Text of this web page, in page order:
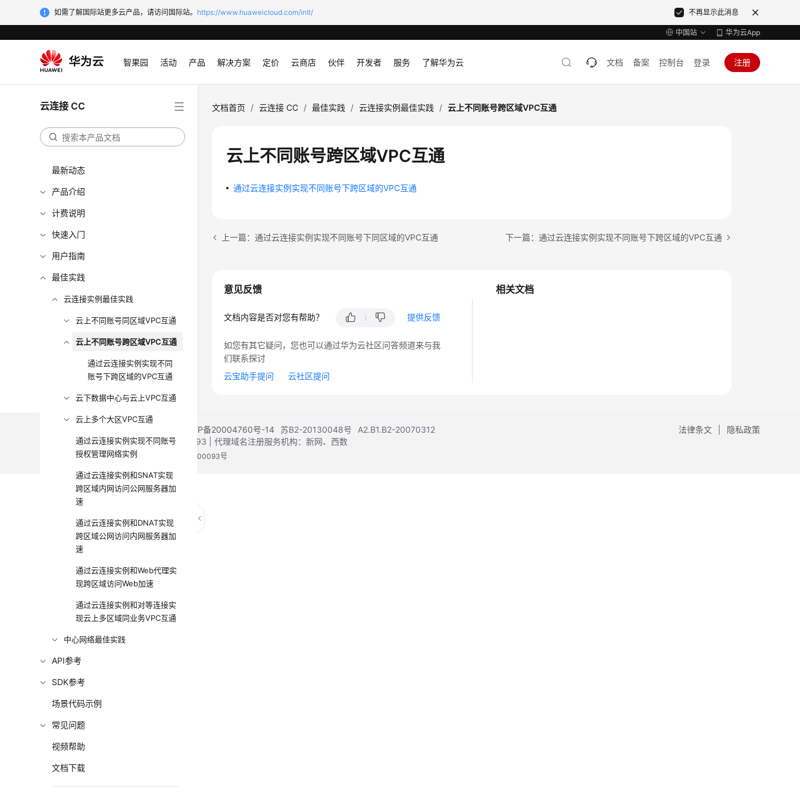
如需了解国际站更多云产品，请访问国际站。 https://www.huaweicloud.com/intl/ 不再显示此消息
中国站 华为云App
智果园 活动 产品 解决方案 定价 云商店 伙伴 开发者 服务 了解华为云 文档 备案 控制台 登录 注册
云连接 CC
最新动态
产品介绍
计费说明
快速入门
用户指南
最佳实践
云连接实例最佳实践
云上不同账号同区域VPC互通
云上不同账号跨区域VPC互通
通过云连接实例实现不同
账号下跨区域的VPC互通
云下数据中心与云上VPC互通
云上多个大区VPC互通
通过云连接实例实现不同账号
授权管理网络实例
通过云连接实例和SNAT实现
跨区域内网访问公网服务器加
速
通过云连接实例和DNAT实现
跨区域公网访问内网服务器加
速
通过云连接实例和Web代理实
现跨区域访问Web加速
通过云连接实例和对等连接实
现云上多区域同业务VPC互通
中心网络最佳实践
API参考
SDK参考
场景代码示例
常见问题
视频帮助
文档下载
文档首页 / 云连接 CC / 最佳实践 / 云连接实例最佳实践 / 云上不同账号跨区域VPC互通
云上不同账号跨区域VPC互通
通过云连接实例实现不同账号下跨区域的VPC互通
上一篇：通过云连接实例实现不同账号下同区域的VPC互通 下一篇：通过云连接实例实现不同账号下跨区域的VPC互通
相关文档
意见反馈
文档内容是否对您有帮助？ 提供反馈
如您有其它疑问，您也可以通过华为云社区问答频道来与我
们联系探讨
云宝助手提问
云社区提问
法律条文 隐私政策
黔ICP备20004760号-14 苏B2-20130048号
A2.B1.B2-20070312
增值电信业务经营许可证：B1.B2-20200593 | 代理域名注册服务机构：新网、西数
电子营业执照 贵公网安备 52990002000093号